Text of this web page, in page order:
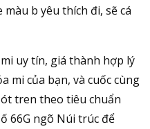
b yêu thích đi, sẽ cá
uy tín, giá thành hợp lý
mi của bạn, và cuốc cùng
tren theo tiêu chuẩn
66G ngõ Núi trúc để